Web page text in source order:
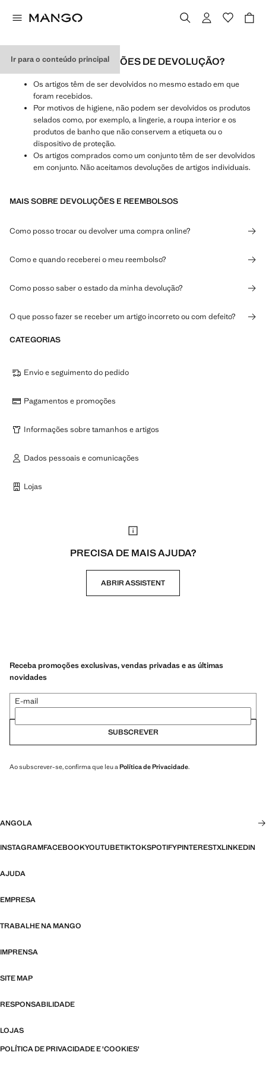
Ir para o conteúdo principal
QUAIS SÃO AS CONDIÇÕES DE DEVOLUÇÃO?
Os artigos têm de ser devolvidos no mesmo estado em que
foram recebidos.
Por motivos de higiene, não podem ser devolvidos os produtos
selados como, por exemplo, a lingerie, a roupa interior e os
produtos de banho que não conservem a etiqueta ou o
dispositivo de proteção.
Os artigos comprados como um conjunto têm de ser devolvidos
em conjunto. Não aceitamos devoluções de artigos individuais.
MAIS SOBRE DEVOLUÇÕES E REEMBOLSOS
Como posso trocar ou devolver uma compra online?
Como e quando receberei o meu reembolso?
Como posso saber o estado da minha devolução?
O que posso fazer se receber um artigo incorreto ou com defeito?
CATEGORIAS
Envio e seguimento do pedido
Pagamentos e promoções
Informações sobre tamanhos e artigos
Dados pessoais e comunicações
Lojas
PRECISA DE MAIS AJUDA?
ABRIR ASSISTENT
Receba promoções exclusivas, vendas privadas e as últimas
novidades
E-mail
SUBSCREVER
Ao subscrever-se, confirma que leu a Política de Privacidade.
ANGOLA
INSTAGRAMFACEBOOKYOUTUBETIKTOKSPOTIFYPINTERESTXLINKEDIN
AJUDA
EMPRESA
TRABALHE NA MANGO
IMPRENSA
SITE MAP
RESPONSABILIDADE
LOJAS
POLÍTICA DE PRIVACIDADE E 'COOKIES'